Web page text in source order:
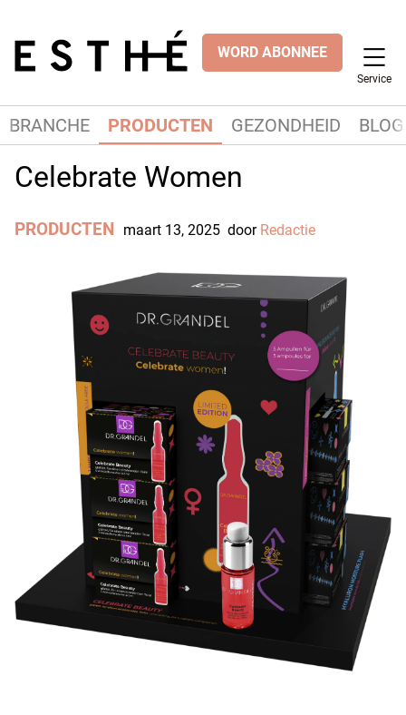
WORD ABONNEE
Service
BRANCHE PRODUCTEN GEZONDHEID
Celebrate Women
PRODUCTEN maart 13, 2025 door Redactie